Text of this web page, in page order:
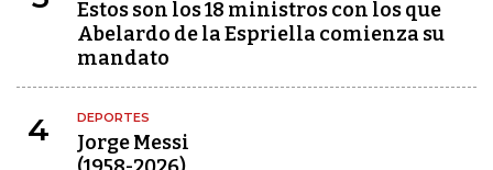
Estos son los 18 ministros con los que
Abelardo de la Espriella comienza su
mandato
4 DEPORTES
Jorge Messi